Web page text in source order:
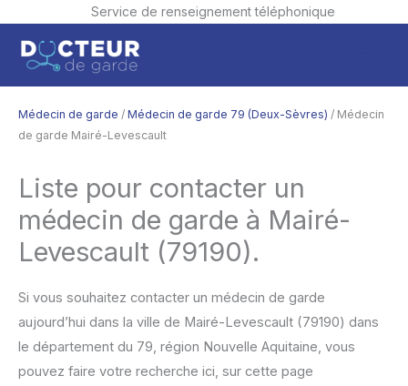
Service de renseignement téléphonique
contenu
Médecin de garde / Médecin de garde 79 (Deux-Sèvres) / Médecin
de garde Mairé-Levescault
Liste pour contacter un
médecin de garde à Mairé-
Levescault (79190).
Si vous souhaitez contacter un médecin de garde
aujourd’hui dans la ville de Mairé-Levescault (79190) dans
le département du 79, région Nouvelle Aquitaine, vous
pouvez faire votre recherche ici, sur cette page